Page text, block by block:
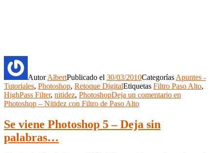
AutorAlbertPublicado el 30/03/2010Categorías Apuntes -
Tutoriales, Photoshop, Retoque DigitalEtiquetas Filtro Paso Alto,
HighPass Filter, nitidez, PhotoshopDeja un comentario en
Photoshop – Nitidez con Filtro de Paso Alto
Se viene Photoshop 5 – Deja sin
palabras…